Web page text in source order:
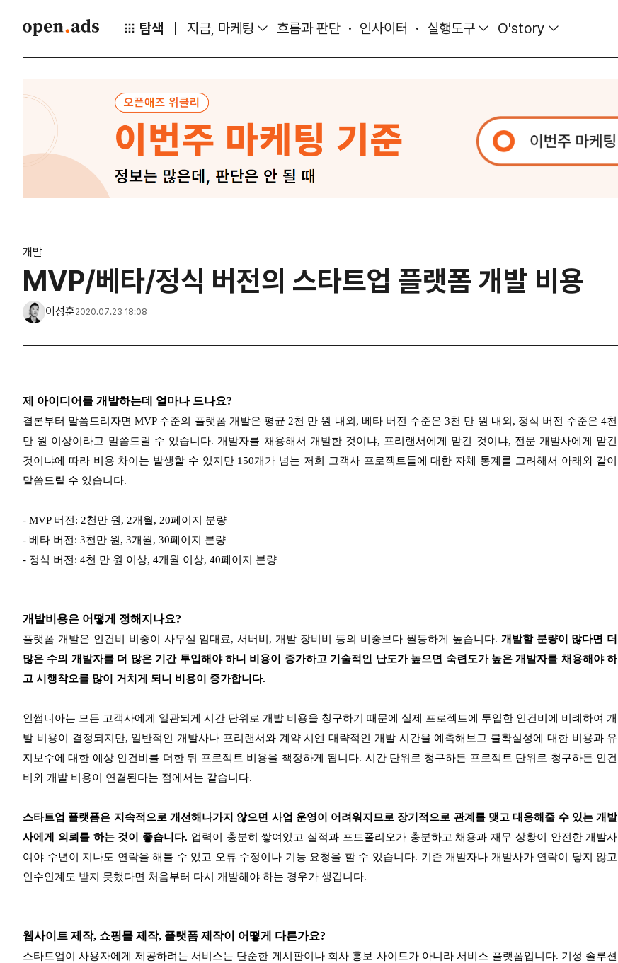
탐색 지금, 마케팅 흐름과 판단 인사이터 실행도구 O'story
개발
MVP/베타/정식 버전의 스타트업 플랫폼 개발 비용
이성훈2020.07.23 18:08
제 아이디어를 개발하는데 얼마나 드나요?
결론부터 말씀드리자면 MVP 수준의 플랫폼 개발은 평균 2천 만 원 내외, 베타 버전 수준은 3천 만 원 내외, 정식 버전 수준은 4천
만 원 이상이라고 말씀드릴 수 있습니다. 개발자를 채용해서 개발한 것이냐, 프리랜서에게 맡긴 것이냐, 전문 개발사에게 맡긴
것이냐에 따라 비용 차이는 발생할 수 있지만 150개가 넘는 저희 고객사 프로젝트들에 대한 자체 통계를 고려해서 아래와 같이
말씀드릴 수 있습니다.
- MVP 버전: 2천만 원, 2개월, 20페이지 분량
- 베타 버전: 3천만 원, 3개월, 30페이지 분량
- 정식 버전: 4천 만 원 이상, 4개월 이상, 40페이지 분량
개발비용은 어떻게 정해지나요?
플랫폼 개발은 인건비 비중이 사무실 임대료, 서버비, 개발 장비비 등의 비중보다 월등하게 높습니다. 개발할 분량이 많다면 더
많은 수의 개발자를 더 많은 기간 투입해야 하니 비용이 증가하고 기술적인 난도가 높으면 숙련도가 높은 개발자를 채용해야 하
고 시행착오를 많이 거치게 되니 비용이 증가합니다.
인썸니아는 모든 고객사에게 일관되게 시간 단위로 개발 비용을 청구하기 때문에 실제 프로젝트에 투입한 인건비에 비례하여 개
발 비용이 결정되지만, 일반적인 개발사나 프리랜서와 계약 시엔 대략적인 개발 시간을 예측해보고 불확실성에 대한 비용과 유
지보수에 대한 예상 인건비를 더한 뒤 프로젝트 비용을 책정하게 됩니다. 시간 단위로 청구하든 프로젝트 단위로 청구하든 인건
비와 개발 비용이 연결된다는 점에서는 같습니다.
스타트업 플랫폼은 지속적으로 개선해나가지 않으면 사업 운영이 어려워지므로 장기적으로 관계를 맺고 대응해줄 수 있는 개발
사에게 의뢰를 하는 것이 좋습니다. 업력이 충분히 쌓여있고 실적과 포트폴리오가 충분하고 채용과 재무 상황이 안전한 개발사
여야 수년이 지나도 연락을 해볼 수 있고 오류 수정이나 기능 요청을 할 수 있습니다. 기존 개발자나 개발사가 연락이 닿지 않고
인수인계도 받지 못했다면 처음부터 다시 개발해야 하는 경우가 생깁니다.
웹사이트 제작, 쇼핑몰 제작, 플랫폼 제작이 어떻게 다른가요?
스타트업이 사용자에게 제공하려는 서비스는 단순한 게시판이나 회사 홍보 사이트가 아니라 서비스 플랫폼입니다. 기성 솔루션